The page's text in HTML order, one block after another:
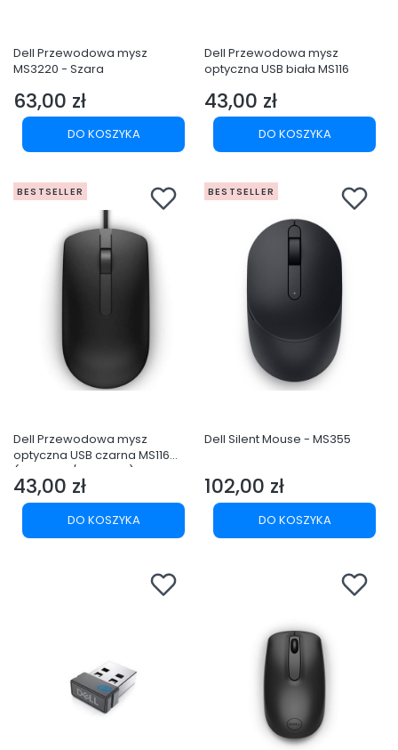
Dell Przewodowa mysz
MS3220 - Szara
Cena
63,00 zł
DO KOSZYKA
Dell Przewodowa mysz
optyczna USB biała MS116
Cena
43,00 zł
DO KOSZYKA
BESTSELLER
Dell Przewodowa mysz
optyczna USB czarna MS116
(570-AAIR/570-AAIS)
Cena
43,00 zł
DO KOSZYKA
BESTSELLER
Dell Silent Mouse - MS355
Cena
102,00 zł
DO KOSZYKA